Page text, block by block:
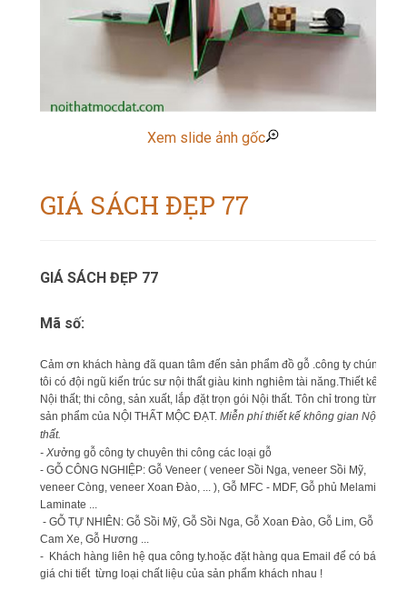
Xem slide ảnh gốc
GIÁ SÁCH ĐẸP 77
GIÁ SÁCH ĐẸP 77
Mã số:
Cảm ơn khách hàng đã quan tâm đến sản phẩm đồ gỗ .công ty chúng
tôi có đội ngũ kiến trúc sư nội thất giàu kinh nghiêm tài năng.Thiết kế
Nội thất; thi công, sản xuất, lắp đặt trọn gói Nội thất. Tôn chỉ trong từng
sản phẩm của NỘI THẤT MỘC ĐẠT. Miễn phí thiết kế không gian Nội
thất.
- Xưởng gỗ công ty chuyên thi công các loại gỗ
- GỖ CÔNG NGHIỆP: Gỗ Veneer ( veneer Sồi Nga, veneer Sồi Mỹ,
veneer Còng, veneer Xoan Đào, ... ), Gỗ MFC - MDF, Gỗ phủ Melamin,
Laminate ...
- GỖ TỰ NHIÊN: Gỗ Sồi Mỹ, Gỗ Sồi Nga, Gỗ Xoan Đào, Gỗ Lim, Gỗ
Cam Xe, Gỗ Hương ...
- Khách hàng liên hệ qua công ty.hoặc đặt hàng qua Email để có báo
giá chi tiết từng loại chất liệu của sản phẩm khách nhau !